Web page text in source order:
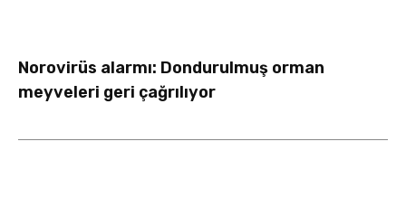
Norovirüs alarmı: Dondurulmuş orman
meyveleri geri çağrılıyor